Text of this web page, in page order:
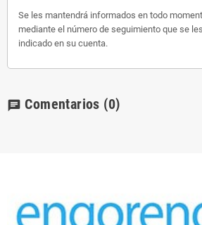
Se les mantendrá informados en todo
mediante el número de seguimiento que se
indicado en su cuenta.
chat Comentarios (0)